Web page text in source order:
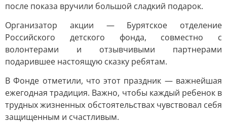
после показа вручили большой сладкий подарок.
Организатор акции — Бурятское отделение
Российского детского фонда, совместно с
волонтерами и отзывчивыми партнерами
подарившее настоящую сказку ребятам.
В Фонде отметили, что этот праздник — важнейшая
ежегодная традиция. Важно, чтобы каждый ребенок в
трудных жизненных обстоятельствах чувствовал себя
защищенным и счастливым.